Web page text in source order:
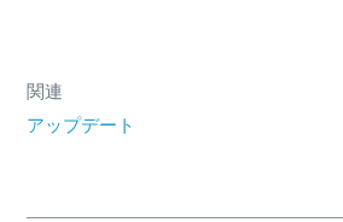
関連
アップデート